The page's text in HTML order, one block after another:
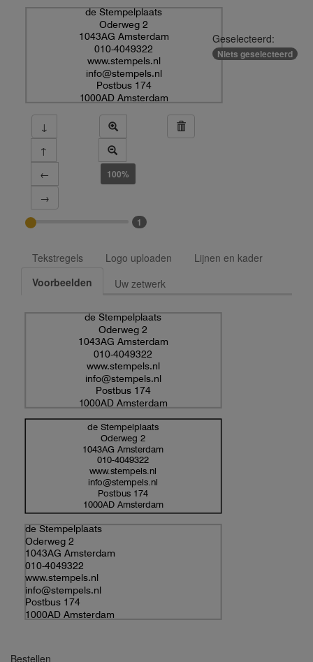
de Stempelplaats
Oderweg 2
1043AG Amsterdam
010-4049322
www.stempels.nl
info@stempels.nl
Postbus 174
1000AD Amsterdam
↓
↑
←
→
100%
Geselecteerd:
Niets geselecteerd
1
Tekstregels Logo uploaden
Lijnen en kader
Voorbeelden
Uw zetwerk
de Stempelplaats
Oderweg 2
1043AG Amsterdam
010-4049322
www.stempels.nl
info@stempels.nl
Postbus 174
1000AD Amsterdam
de Stempelplaats
Oderweg 2
1043AG Amsterdam
010-4049322
www.stempels.nl
info@stempels.nl
Postbus 174
1000AD Amsterdam
de Stempelplaats
Oderweg 2
1043AG Amsterdam
010-4049322
www.stempels.nl
info@stempels.nl
Postbus 174
1000AD Amsterdam
Bestellen